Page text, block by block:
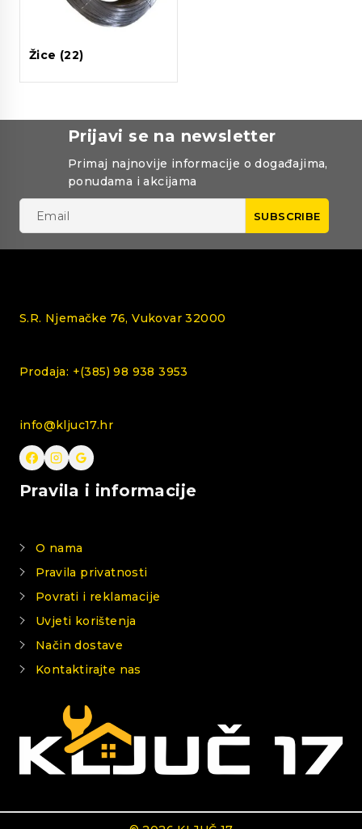
Žice (22)
Prijavi se na newsletter
Primaj najnovije informacije o događajima,
ponudama i akcijama
S.R. Njemačke 76, Vukovar 32000
Prodaja: +(385) 98 938 3953
info@kljuc17.hr
Pravila i informacije
O nama
Pravila privatnosti
Povrati i reklamacije
Uvjeti korištenja
Način dostave
Kontaktirajte nas